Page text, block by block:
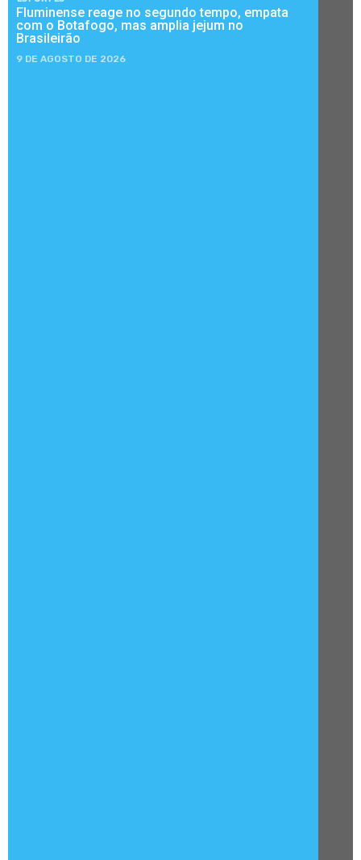
Fluminense reage no segundo tempo, empata
com o Botafogo, mas amplia jejum no
Brasileirão
9 DE AGOSTO DE 2026